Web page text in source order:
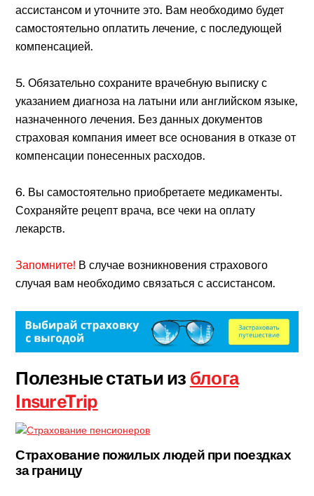
ассистансом и уточните это. Вам необходимо будет
самостоятельно оплатить лечение, с последующей
компенсацией.
5. Обязательно сохраните врачебную выписку с
указанием диагноза на латыни или английском языке,
назначенного лечения. Без данных документов
страховая компания имеет все основания в отказе от
компенсации понесенных расходов.
6. Вы самостоятельно приобретаете медикаменты.
Сохраняйте рецепт врача, все чеки на оплату
лекарств.
Запомните! В случае возникновения страхового
случая вам необходимо связаться с ассистансом.
Полезные статьи из блога
InsureTrip
Страхование пожилых людей при поездках
за границу